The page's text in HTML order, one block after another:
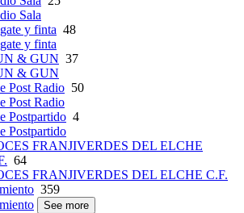
Sala
y finta 48
y finta
& GUN 37
& GUN
Post Radio 50
Post Radio
Postpartido 4
Postpartido
FRANJIVERDES DEL ELCHE
64
FRANJIVERDES DEL ELCHE C.F.
359
See more